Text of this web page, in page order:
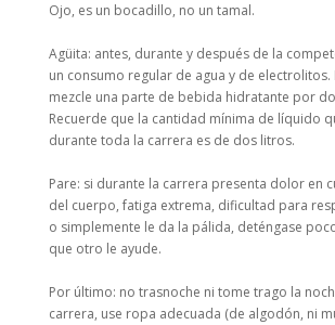
Ojo, es un bocadillo, no un tamal.
Agüita: antes, durante y después de la
un consumo regular de agua y de
mezcle una parte de bebida hidratante por
Recuerde que la cantidad mínima de líquido
durante toda la carrera es de dos litros.
Pare: si durante la carrera presenta dolor en
del cuerpo, fatiga extrema, dificultad para
o simplemente le da la pálida, deténgase
que otro le ayude.
Por último: no trasnoche ni tome trago la
carrera, use ropa adecuada (de algodón, ni